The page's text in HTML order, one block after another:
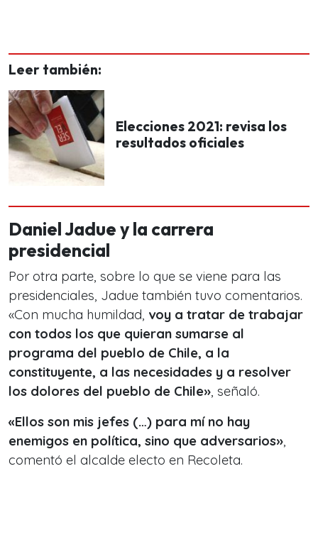
Leer también:
Elecciones 2021: revisa los
resultados oficiales
Daniel Jadue y la carrera
presidencial
Por otra parte, sobre lo que se viene para las
presidenciales, Jadue también tuvo comentarios.
«Con mucha humildad, voy a tratar de trabajar
con todos los que quieran sumarse al
programa del pueblo de Chile, a la
constituyente, a las necesidades y a resolver
los dolores del pueblo de Chile» , señaló.
«Ellos son mis jefes (…) para mí no hay
enemigos en política, sino que adversarios»
comentó el alcalde electo en Recoleta.